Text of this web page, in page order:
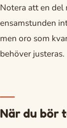
Notera att en del
ensamstunden
men oro som
behöver justeras.
När du bör